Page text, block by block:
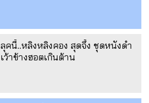
ลุคนี้..หลิงหลิงคอง สุดจึ้ง ชุดหนังดำ
เว้าข้างฮอตเกินต้าน